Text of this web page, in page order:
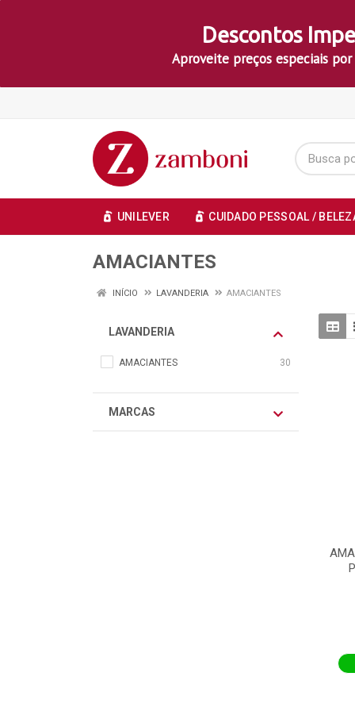
Descontos
Aproveite preços especiais
UNILEVER CUIDADO PESSOAL /
AMACIANTES
INÍCIO LAVANDERIA AMACIANTES
LAVANDERIA
AMACIANTES 30
MARCAS